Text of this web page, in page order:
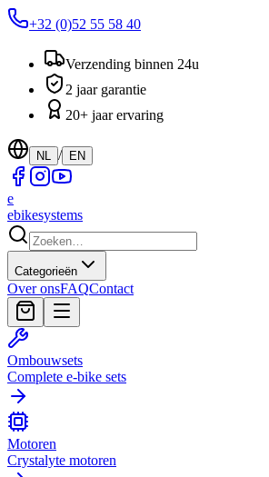
+32 (0)52 55 58 40
Verzending binnen 24u
2 jaar garantie
20+ jaar ervaring
NL / EN
e
ebikesystems
Categorieën
Over onsFAQContact
Ombouwsets
Complete e-bike sets
Motoren
Crystalyte motoren